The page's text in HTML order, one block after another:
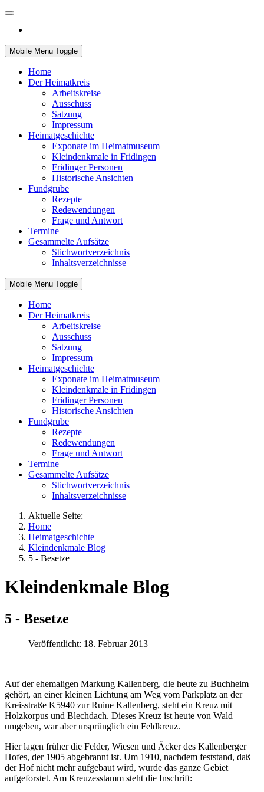
Mobile Menu Toggle
Home
Der Heimatkreis
Arbeitskreise
Ausschuss
Satzung
Impressum
Heimatgeschichte
Exponate im Heimatmuseum
Kleindenkmale in Fridingen
Fridinger Personen
Historische Ansichten
Fundgrube
Rezepte
Redewendungen
Frage und Antwort
Termine
Gesammelte Aufsätze
Stichwortverzeichnis
Inhaltsverzeichnisse
Mobile Menu Toggle
Home
Der Heimatkreis
Arbeitskreise
Ausschuss
Satzung
Impressum
Heimatgeschichte
Exponate im Heimatmuseum
Kleindenkmale in Fridingen
Fridinger Personen
Historische Ansichten
Fundgrube
Rezepte
Redewendungen
Frage und Antwort
Termine
Gesammelte Aufsätze
Stichwortverzeichnis
Inhaltsverzeichnisse
Aktuelle Seite:
Home
Heimatgeschichte
Kleindenkmale Blog
5 - Besetze
Kleindenkmale Blog
5 - Besetze
Veröffentlicht: 18. Februar 2013
Auf der ehemaligen Markung Kallenberg, die heute zu Buchheim
gehört, an einer kleinen Lichtung am Weg vom Parkplatz an der
Kreisstraße K5940 zur Ruine Kallenberg, steht ein Kreuz mit
Holzkorpus und Blechdach. Dieses Kreuz ist heute von Wald
umgeben, war aber ursprünglich ein Feldkreuz.
Hier lagen früher die Felder, Wiesen und Äcker des Kallenberger
Hofes, der 1905 abgebrannt ist. Um 1910, nachdem feststand, daß
der Hof nicht mehr aufgebaut wird, wurde das ganze Gebiet
aufgeforstet. Am Kreuzesstamm steht die Inschrift: